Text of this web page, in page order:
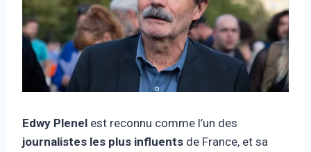
Edwy Plenel est reconnu comme l’un des
journalistes les plus influents de France, et sa